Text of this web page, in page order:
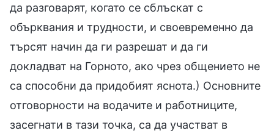
да разговарят, когато се сблъскат с
обърквания и трудности, и своевременно да
търсят начин да ги разрешат и да ги
докладват на Горното, ако чрез общението не
са способни да придобият яснота.) Основните
отговорности на водачите и работниците,
засегнати в тази точка, са да участват в